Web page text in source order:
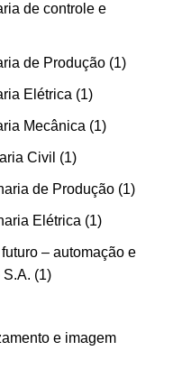
de controle e
de Produção 1
Elétrica 1
Mecânica 1
Civil 1
de Produção 1
Elétrica 1
– automação e
1
e imagem